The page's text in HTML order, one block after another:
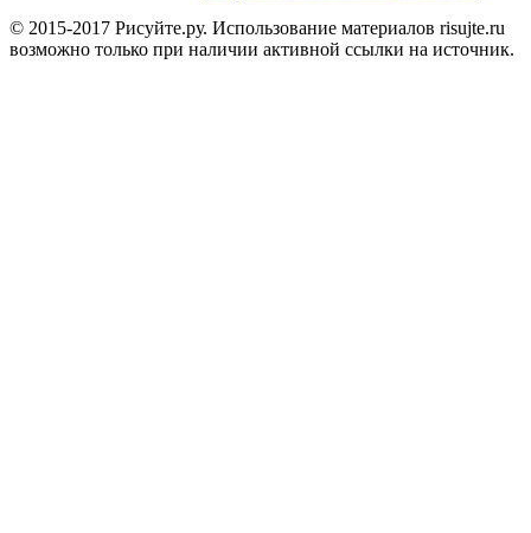
© 2015-2017 Рисуйте.ру. Использование материалов risujte.ru
возможно только при наличии активной ссылки на источник.